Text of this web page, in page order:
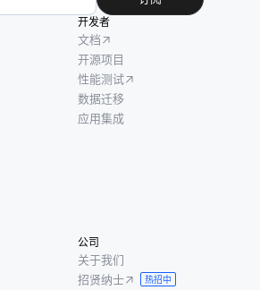
开发者
文档
开源项目
性能测试
数据迁移
应用集成
公司
关于我们
招贤纳士
热招中